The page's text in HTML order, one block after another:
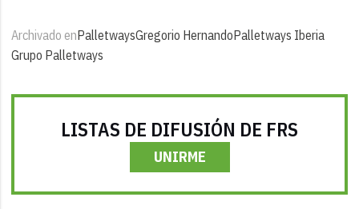
Archivado enPalletwaysGregorio HernandoPalletways Iberia
Grupo Palletways
LISTAS DE DIFUSIÓN DE FRS
UNIRME